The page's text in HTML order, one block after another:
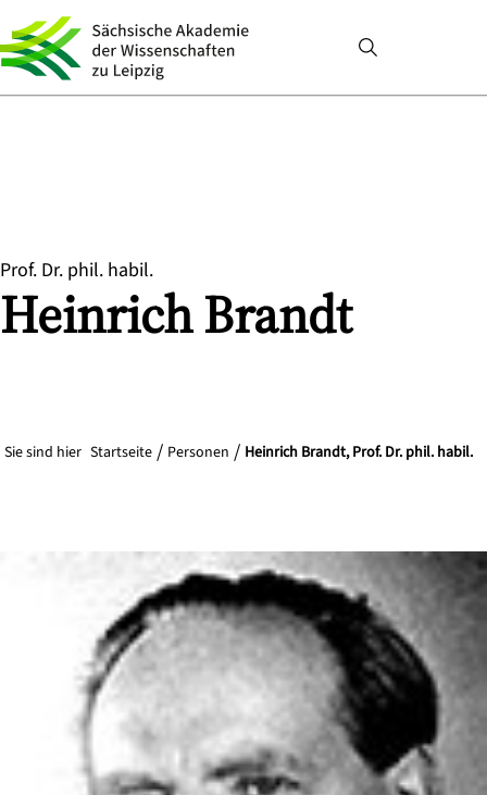
Prof. Dr. phil. habil.
HeinrichBrandt
Sie sind hier Startseite Personen Heinrich Brandt, Prof. Dr. phil. habil.